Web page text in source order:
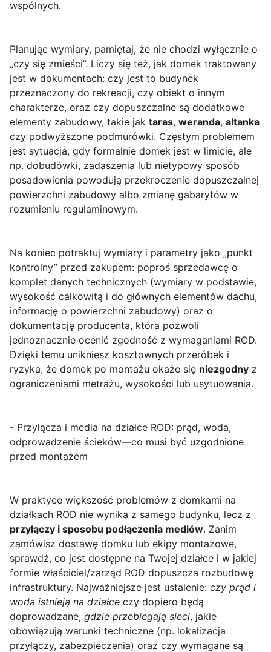
wspólnych.
Planując wymiary, pamiętaj, że nie chodzi wyłącznie o
„czy się zmieści”. Liczy się też, jak domek traktowany
jest w dokumentach: czy jest to budynek
przeznaczony do rekreacji, czy obiekt o innym
charakterze, oraz czy dopuszczalne są dodatkowe
elementy zabudowy, takie jak taras, weranda, altanka
czy podwyższone podmurówki. Częstym problemem
jest sytuacja, gdy formalnie domek jest w limicie, ale
np. dobudówki, zadaszenia lub nietypowy sposób
posadowienia powodują przekroczenie dopuszczalnej
powierzchni zabudowy albo zmianę gabarytów w
rozumieniu regulaminowym.
Na koniec potraktuj wymiary i parametry jako „punkt
kontrolny” przed zakupem: poproś sprzedawcę o
komplet danych technicznych (wymiary w podstawie,
wysokość całkowitą i do głównych elementów dachu,
informację o powierzchni zabudowy) oraz o
dokumentację producenta, która pozwoli
jednoznacznie ocenić zgodność z wymaganiami ROD.
Dzięki temu unikniesz kosztownych przeróbek i
ryzyka, że domek po montażu okaże się niezgodny z
ograniczeniami metrażu, wysokości lub usytuowania.
- Przyłącza i media na działce ROD: prąd, woda,
odprowadzenie ścieków—co musi być uzgodnione
przed montażem
W praktyce większość problemów z domkami na
działkach ROD nie wynika z samego budynku, lecz z
przyłączy i sposobu podłączenia mediów. Zanim
zamówisz dostawę domku lub ekipy montażowe,
sprawdź, co jest dostępne na Twojej działce i w jakiej
formie właściciel/zarząd ROD dopuszcza rozbudowę
infrastruktury. Najważniejsze jest ustalenie: czy prąd i
woda istnieją na działce czy dopiero będą
doprowadzane, gdzie przebiegają sieci, jakie
obowiązują warunki techniczne (np. lokalizacja
przyłączy, zabezpieczenia) oraz czy wymagane są